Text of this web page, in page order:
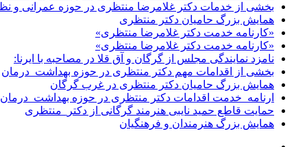
بخشی از خدمات دکتر غلامرضا منتظری در حوزه عمرانی و
همایش بزرگ حامیان دکتر منتظری
«کارنامه خدمت دکتر غلامرضا منتظری»
«کارنامه خدمت دکتر غلامرضا منتظری»
نامزد نمایندگی مجلس از گرگان و آق قلا در مصاحبه با ایرنا:
بخشی از اقدامات مهم دکتر منتظری در حوزه بهداشت_درمان
همایش بزرگ حامیان دکتر منتظری در غرب گرگان
ارنامه_خدمت اقدامات دکتر منتظری در حوزه بهداشت_درمان
حمایت قاطع حمید نایبی هنرمند گرگانی از دکتر_منتظری
همایش بزرگ هنرمندان و فرهنگیان